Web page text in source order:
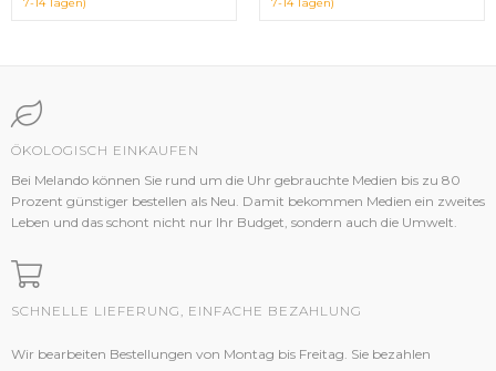
ÖKOLOGISCH EINKAUFEN
Bei Melando können Sie rund um die Uhr gebrauchte Medien bis zu 80
Prozent günstiger bestellen als Neu. Damit bekommen Medien ein zweites
Leben und das schont nicht nur Ihr Budget, sondern auch die Umwelt.
SCHNELLE LIEFERUNG, EINFACHE BEZAHLUNG
Wir bearbeiten Bestellungen von Montag bis Freitag. Sie bezahlen